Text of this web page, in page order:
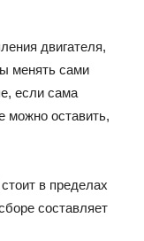
двигателя,
менять сами
если сама
можно оставить,
в пределах
составляет